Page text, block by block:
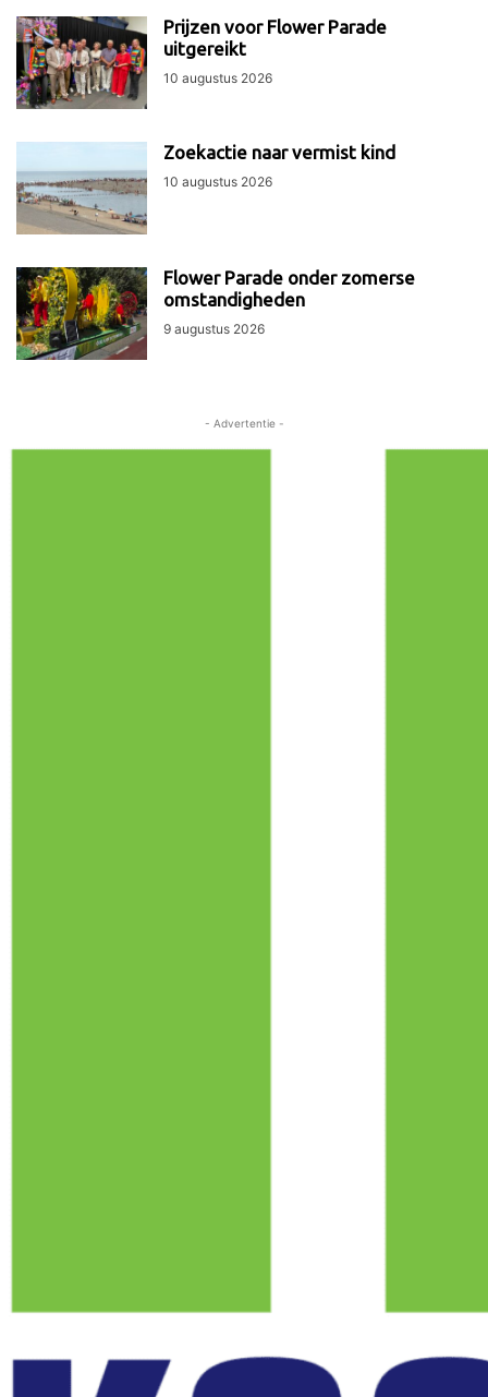
Prijzen voor Flower Parade
uitgereikt
10 augustus 2026
Zoekactie naar vermist kind
10 augustus 2026
Flower Parade onder zomerse
omstandigheden
9 augustus 2026
- Advertentie -